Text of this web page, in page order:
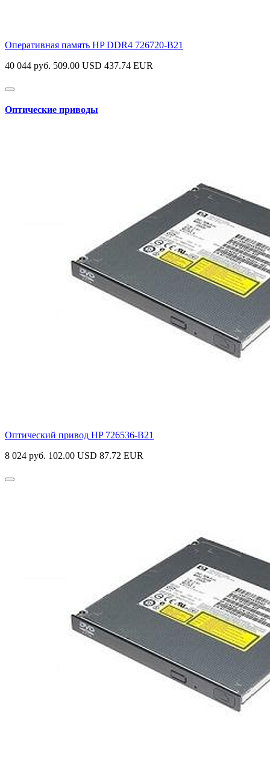
Оперативная память HP DDR4 726720-B21
40 044 руб. 509.00 USD 437.74 EUR
Оптические приводы
Оптический привод HP 726536-B21
8 024 руб. 102.00 USD 87.72 EUR